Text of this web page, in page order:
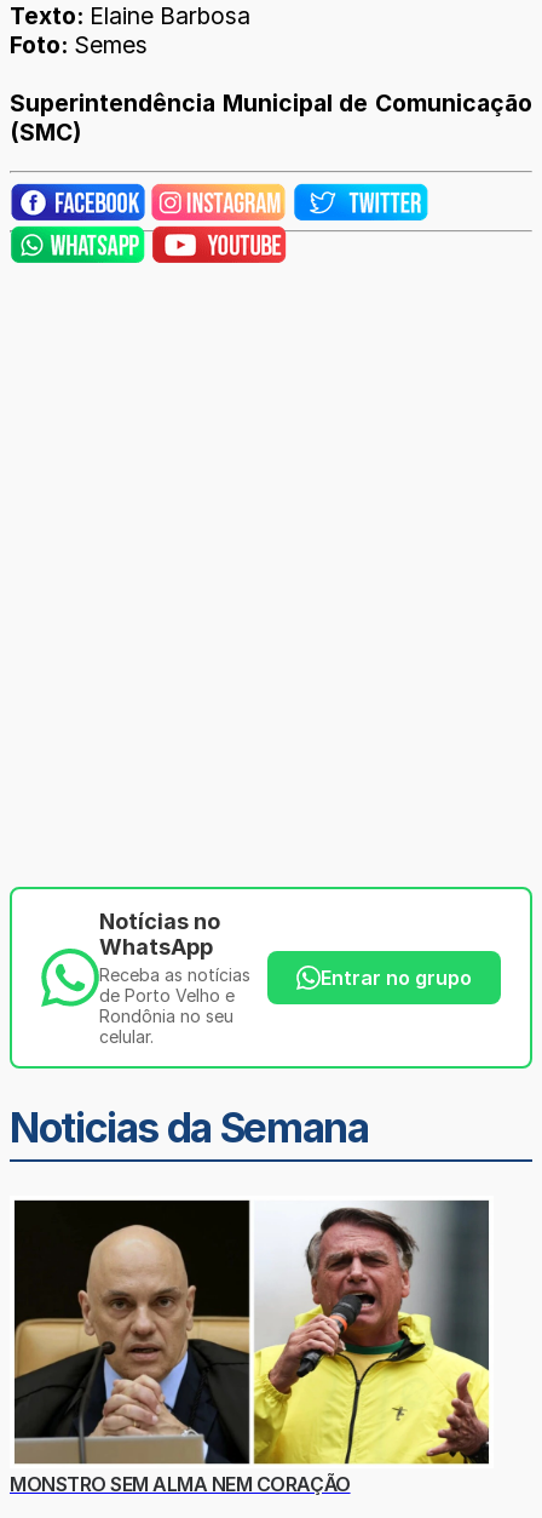
Texto: Elaine Barbosa
Foto: Semes
Superintendência Municipal de Comunicação
(SMC)
Notícias no
WhatsApp
Receba as notícias
de Porto Velho e
Rondônia no seu
celular.
Entrar no grupo
Noticias da Semana
MONSTRO SEM ALMA NEM CORAÇÃO